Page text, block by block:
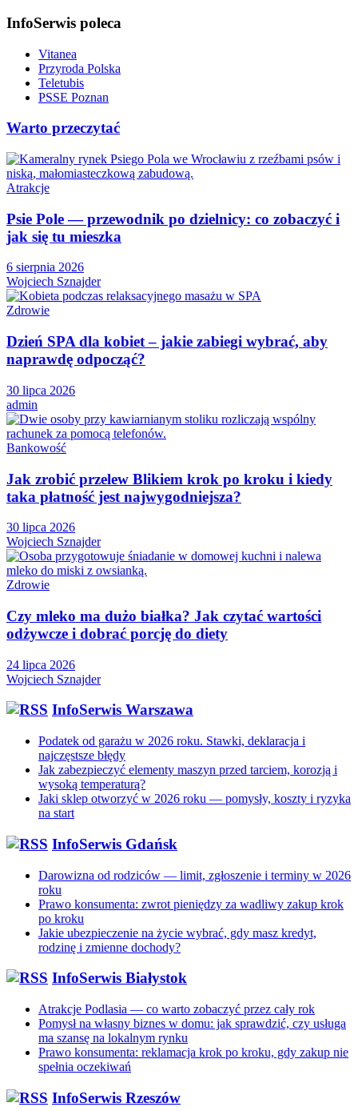
InfoSerwis poleca
Vitanea
Przyroda Polska
Teletubis
PSSE Poznan
Warto przeczytać
Atrakcje
Psie Pole — przewodnik po dzielnicy: co zobaczyć i
jak się tu mieszka
6 sierpnia 2026
Wojciech Sznajder
Zdrowie
Dzień SPA dla kobiet – jakie zabiegi wybrać, aby
naprawdę odpocząć?
30 lipca 2026
admin
Bankowość
Jak zrobić przelew Blikiem krok po kroku i kiedy
taka płatność jest najwygodniejsza?
30 lipca 2026
Wojciech Sznajder
Zdrowie
Czy mleko ma dużo białka? Jak czytać wartości
odżywcze i dobrać porcję do diety
24 lipca 2026
Wojciech Sznajder
InfoSerwis Warszawa
Podatek od garażu w 2026 roku. Stawki, deklaracja i
najczęstsze błędy
Jak zabezpieczyć elementy maszyn przed tarciem, korozją i
wysoką temperaturą?
Jaki sklep otworzyć w 2026 roku — pomysły, koszty i ryzyka
na start
InfoSerwis Gdańsk
Darowizna od rodziców — limit, zgłoszenie i terminy w 2026
roku
Prawo konsumenta: zwrot pieniędzy za wadliwy zakup krok
po kroku
Jakie ubezpieczenie na życie wybrać, gdy masz kredyt,
rodzinę i zmienne dochody?
InfoSerwis Białystok
Atrakcje Podlasia — co warto zobaczyć przez cały rok
Pomysł na własny biznes w domu: jak sprawdzić, czy usługa
ma szansę na lokalnym rynku
Prawo konsumenta: reklamacja krok po kroku, gdy zakup nie
spełnia oczekiwań
InfoSerwis Rzeszów